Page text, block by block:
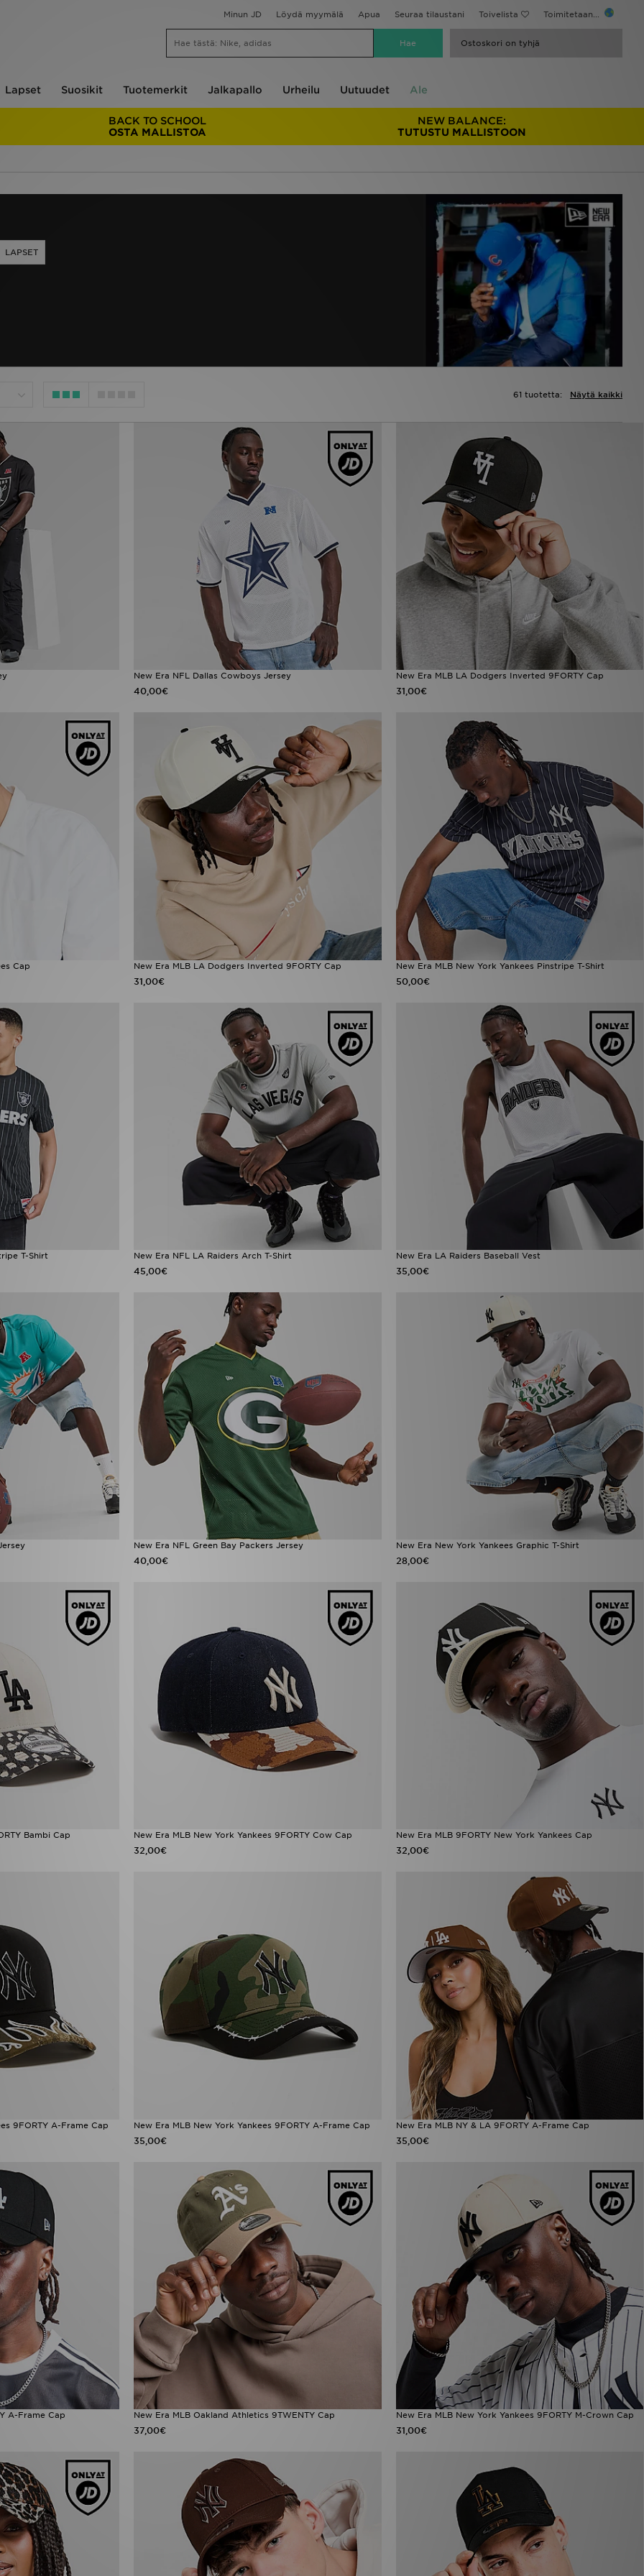
Minun JD Löydä myymälä Apua Seuraa tilaustani Toivelista Toimitetaan...
Ostoskori on tyhjä
Lapset Suosikit Tuotemerkit Jalkapallo Urheilu Uutuudet Ale
BACK TO SCHOOL
OSTA MALLISTOA
NEW BALANCE:
TUTUSTU MALLISTOON
LAPSET
Näytä kaikki
61 tuotetta:
New Era NFL Dallas Cowboys Jersey
40,00€
New Era MLB LA Dodgers Inverted 9FORTY Cap
31,00€
Cap New Era MLB LA Dodgers Inverted 9FORTY Cap
31,00€
New Era MLB New York Yankees Pinstripe T-Shirt
50,00€
T-Shirt New Era NFL LA Raiders Arch T-Shirt
45,00€
New Era LA Raiders Baseball Vest
35,00€
New Era NFL Green Bay Packers Jersey
40,00€
New Era New York Yankees Graphic T-Shirt
28,00€
Bambi Cap New Era MLB New York Yankees 9FORTY Cow Cap
32,00€
New Era MLB 9FORTY New York Yankees Cap
32,00€
9FORTY A-Frame Cap New Era MLB New York Yankees 9FORTY A-Frame Cap
35,00€
New Era MLB NY & LA 9FORTY A-Frame Cap
35,00€
A-Frame Cap New Era MLB Oakland Athletics 9TWENTY Cap
37,00€
New Era MLB New York Yankees 9FORTY M-Crown Cap
31,00€